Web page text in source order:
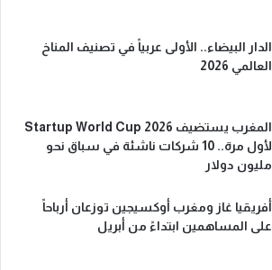
الدار البيضاء.. الأولى عربياً في تصنيف المناخ
العالمي 2026
المغرب يستضيف Startup World Cup 2026
لأول مرة.. 10 شركات ناشئة في سباق نحو
مليون دولار
أفريقيا غاز ومغرب أوكسيجين توزعان أرباحاً
على المساهمين ابتداءً من أبريل